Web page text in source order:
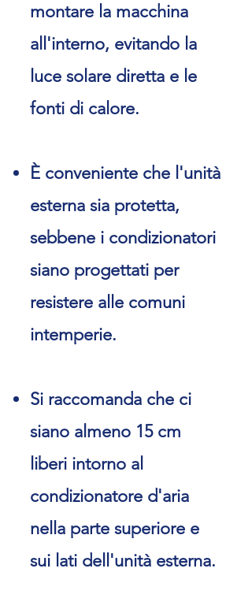
montare la macchina
all'interno, evitando la
luce solare diretta e le
fonti di calore.
È conveniente che l'unità
esterna sia protetta,
sebbene i condizionatori
siano progettati per
resistere alle comuni
intemperie.
Si raccomanda che ci
siano almeno 15 cm
liberi intorno al
condizionatore d'aria
nella parte superiore e
sui lati dell'unità esterna.